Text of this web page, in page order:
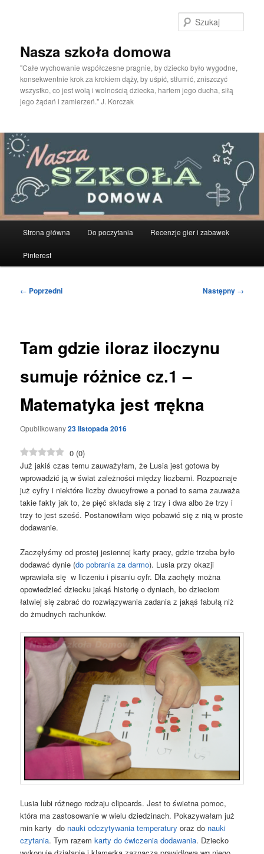
Nasza szkoła domowa
"Całe wychowanie współczesne pragnie, by dziecko było wygodne,
konsekwentnie krok za krokiem dąży, by uśpić, stłumić, zniszczyć
wszystko, co jest wolą i wolnością dziecka, hartem jego ducha, siłą
jego żądań i zamierzeń." J. Korczak
Strona główna Do poczytania Recenzje gier i zabawek
Pinterest
Nawigacja
← Poprzedni Następny →
Tam gdzie iloraz iloczynu
sumuje różnice cz.1 –
Matematyka jest πękna
Opublikowany23 listopada 2016
0 (0)
Już jakiś czas temu zauważyłam, że Lusia jest gotowa by
wprowadzić ją w świat zależności między liczbami. Rozpoznaje
już cyfry i niektóre liczby dwucyfrowe a ponad to sama zauważa
takie fakty jak to, że pięć składa się z trzy i dwa albo że trzy i
trzy to jest sześć. Postanowiłam więc pobawić się z nią w proste
dodawanie.
Zaczęłyśmy od prostej jesiennej karty pracy, gdzie trzeba było
dodawać dynie (do pobrania za darmo). Lusia przy okazji
wprawiała się w liczeniu i pisaniu cyfr. Dla zachęty można
opowiedzieć dziecku jakąś historię o dyniach, bo dzieciom
łatwiej się zabrać do rozwiązywania zadania z jakąś fabułą niż
do żmudnych rachunków.
Lusia lubi różnego rodzaju clipcards. Jest to świetna pomoc,
która ma zastosowanie w wielu dziedzinach. Pokazywałam już
min karty do nauki odczytywania temperatury oraz do nauki
czytania. Tym razemkarty do ćwiczenia dodawania. Dziecko